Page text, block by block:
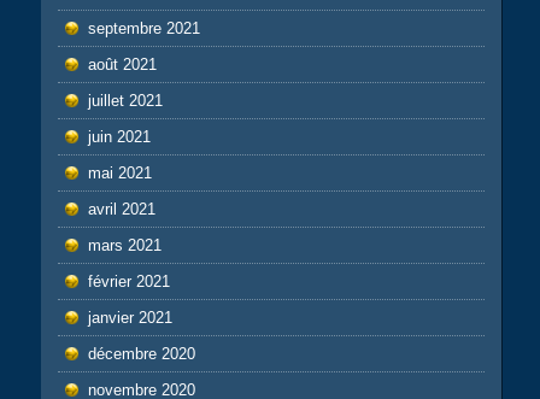
septembre 2021
août 2021
juillet 2021
juin 2021
mai 2021
avril 2021
mars 2021
février 2021
janvier 2021
décembre 2020
novembre 2020